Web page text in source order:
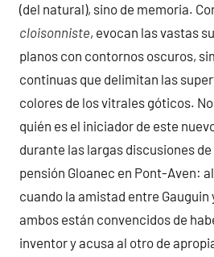
(del natural), sino de memoria.
cloisonniste, evocan las vastas
planos con contornos oscuros,
continuas que delimitan las
colores de los vitrales góticos.
quién es el iniciador de este
durante las largas discusiones
pensión Gloanec en Pont-Aven:
cuando la amistad entre Gauguin
ambos están convencidos de
inventor y acusa al otro de